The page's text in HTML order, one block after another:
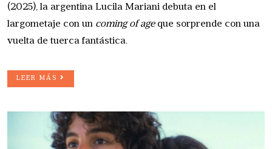
(2025), la argentina Lucila Mariani debuta en el
largometaje con un coming of ageque sorprende con una
vuelta de tuerca fantástica.
LEER MÁS